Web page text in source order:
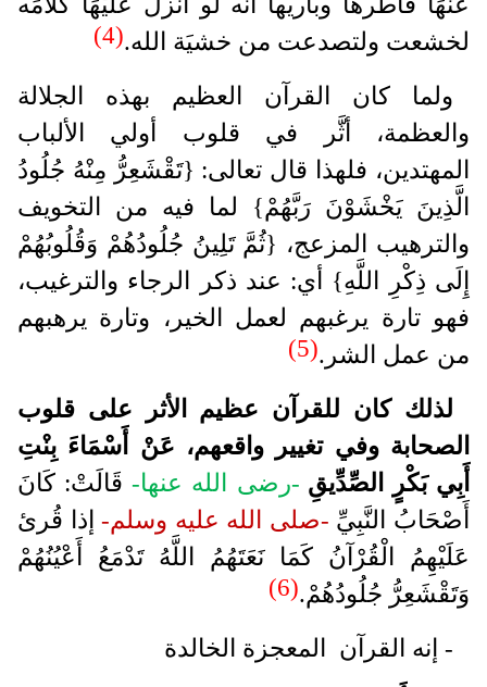
لخشعت ولتصدعت من خشيَة الله.(4)
ولما كان القرآن العظيم بهذه الجلالة
والعظمة، أثَّر في قلوب أولي الألباب
المهتدين، فلهذا قال تعالى: {تَقْشَعِرُّ مِنْهُ جُلُودُ
الَّذِينَ يَخْشَوْنَ رَبَّهُمْ} لما فيه من التخويف
والترهيب المزعج، {ثُمَّ تَلِينُ جُلُودُهُمْ وَقُلُوبُهُمْ
إِلَى ذِكْرِ اللَّهِ} أي: عند ذكر الرجاء والترغيب،
فهو تارة يرغبهم لعمل الخير، وتارة يرهبهم
من عمل الشر.(5)
لذلك كان للقرآن عظيم الأثر على قلوب
الصحابة وفي تغيير واقعهم، عَنْ أَسْمَاءَ بِنْتِ
أَبِي بَكْرٍ الصِّدِّيقِ -رضى الله عنها-قَالَتْ: كَانَ
أَصْحَابُ النَّبِيِّ -صلى الله عليه وسلم-إذا قُرئ
عَلَيْهِمُ الْقُرْآنُ كَمَا نَعَتَهُمُ اللَّهُ تَدْمَعُ أَعْيُنُهُمْ
وَتَقْشَعِرُّ جُلُودُهُمْ.(6)
- إنه القرآن المعجزة الخالدة